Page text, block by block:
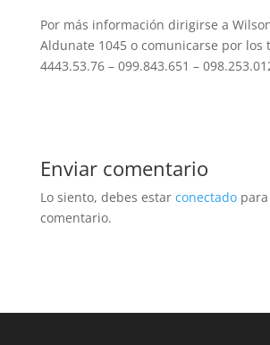
Por más información dirigirse a
Aldunate 1045 o comunicarse por los
4443.53.76 – 099.843.651 –
Enviar comentario
Lo siento, debes estar conectadopara
comentario.